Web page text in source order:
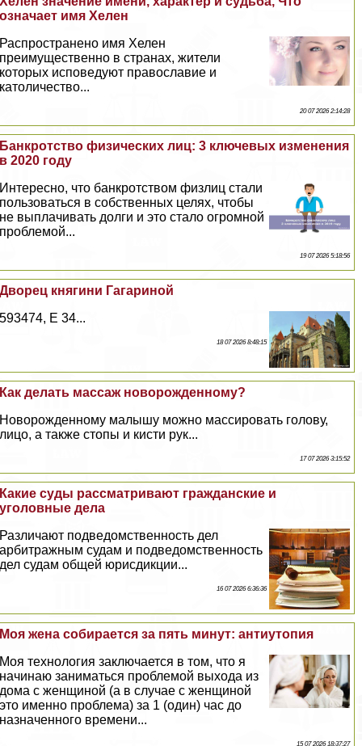
означает имя Хелен
Распространено имя Хелен
преимущественно в странах, жители
которых исповедуют православие и
католичество...
20 07 2026 2:14:28
Банкротство физических лиц: 3 ключевых изменения
в 2020 году
Интересно, что банкротством физлиц стали
пользоваться в собственных целях, чтобы
не выплачивать долги и это стало огромной
проблемой...
19 07 2026 5:18:56
Дворец княгини Гагариной
593474, E 34...
18 07 2026 8:48:15
Как делать массаж новорожденному?
Новорожденному малышу можно массировать голову,
лицо, а также стопы и кисти рук...
17 07 2026 3:15:52
Какие суды рассматривают гражданские и
уголовные дела
Различают подведомственность дел
арбитражным судам и подведомственность
дел судам общей юрисдикции...
16 07 2026 6:36:36
Моя жена собирается за пять минут: антиутопия
Моя технология заключается в том, что я
начинаю заниматься проблемой выхода из
дома с женщиной (а в случае с женщиной
это именно проблема) за 1 (один) час до
назначенного времени...
15 07 2026 18:37:27